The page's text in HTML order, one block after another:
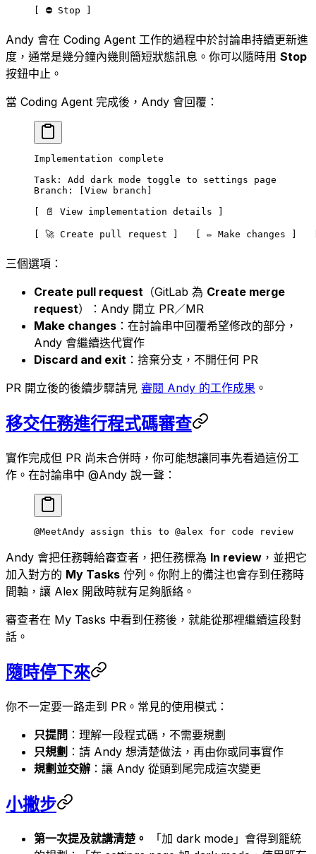
[ ⛔ Stop ]
Andy 會在 Coding Agent 工作的過程中於討論串持續更新進
度，通常是幾分鐘內幾則簡短狀態訊息。你可以隨時用 Stop
按鈕中止。
當 Coding Agent 完成後，Andy 會回覆：
Implementation complete
Task: Add dark mode toggle to settings page
Branch: [View branch]
[ 📄 View implementation details ]
[ 🚀 Create pull request ]   [ ✏️ Make changes ]
三個選項：
Create pull request （GitLab 為 Create merge
request）：Andy 開立 PR／MR
Make changes ：在討論串中回覆希望修改的部分，
Andy 會繼續迭代實作
Discard and exit ：捨棄分支，不開任何 PR
PR 開立後的後續步驟請見 審閱 Andy 的工作成果 。
移交任務進行程式碼審查
實作完成但 PR 尚未合併時，你可能想讓同事先看過這份工
作。在討論串中 @Andy 說一聲：
@MeetAndy assign this to @alex for code review
Andy 會把任務轉給審查者，把任務標為 In review ，並把它
加入對方的 My Tasks 佇列。你附上的備注也會存到任務時
間軸，讓 Alex 開啟時就有足夠脈絡。
審查者在 My Tasks 中看到任務後，就能從那裡繼續這段對
話。
隨時停下來
你不一定要一路走到 PR。常見的使用模式：
只提問 ：理解一段程式碼，不需要規劃
只規劃 ：請 Andy 想清楚做法，再由你或同事實作
規劃並交辦 ：讓 Andy 從頭到尾完成這次變更
小撇步
第一次提及就講清楚。
「加 dark mode」會得到籠統